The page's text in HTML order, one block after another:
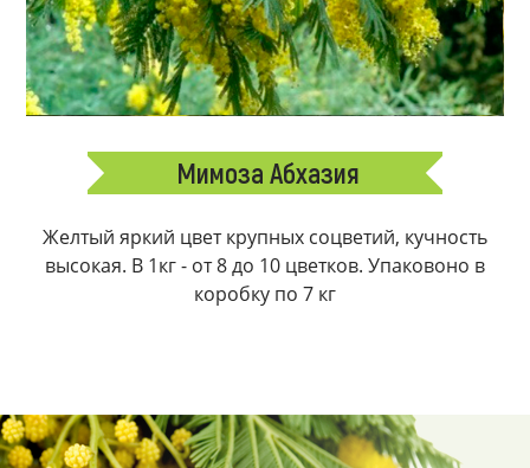
Мимоза Абхазия
Желтый яркий цвет крупных соцветий, кучность
высокая. В 1кг - от 8 до 10 цветков. Упаковоно в
коробку по 7 кг